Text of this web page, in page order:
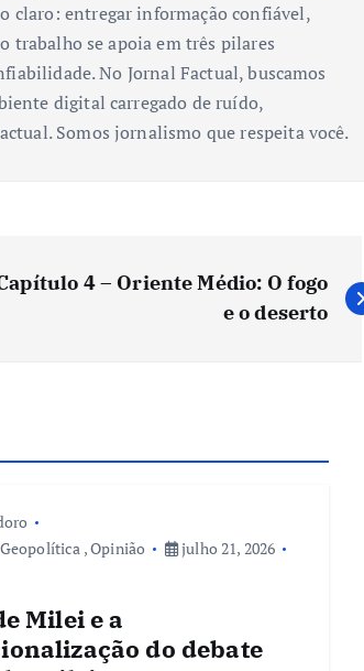
claro: entregar informação confiável,
trabalho se apoia em três pilares
No Jornal Factual, buscamos
digital carregado de ruído,
Somos jornalismo que respeita você.
4 – Oriente Médio: O fogo
e o deserto
Geopolítica ,Opinião
julho 21, 2026
Milei e a
do debate